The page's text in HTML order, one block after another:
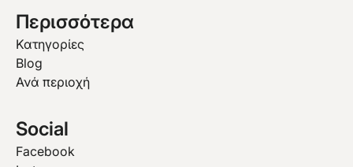
Περισσότερα
Κατηγορίες
Blog
Ανά περιοχή
Social
Facebook